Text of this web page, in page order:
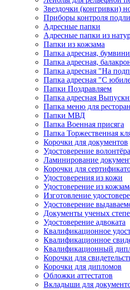
Звездочки (конгривки)
Приборы контроля
Адресные папки
Адресные папки из
Папки из кожзама
Папка адресная,
Папка адресная,
Папка адресная "На
Папка адресная "C
Папки Поздравляем
Папка адресная
Папка меню для
Папки МВД
Папка Военная присяга
Папка Торжественная
Корочки для документов
Удостоверение волонтёра
Ламинирование
Корочки для
Удостоверения из кожи
Удостоверение из
Изготовление
Удостоверение
Документы ученых
Удостоверение адвоката
Квалификационное
Квалификационное
Квалификационный
Корочки для
Корочки для дипломов
Обложки аттестатов
Вкладыши для